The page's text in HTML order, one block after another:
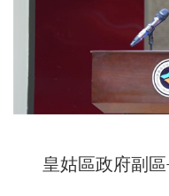
皇姑區政府副